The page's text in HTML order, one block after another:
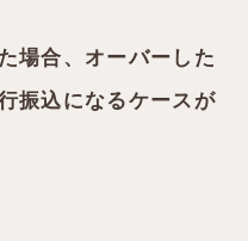
場合、オーバーした
振込になるケースが